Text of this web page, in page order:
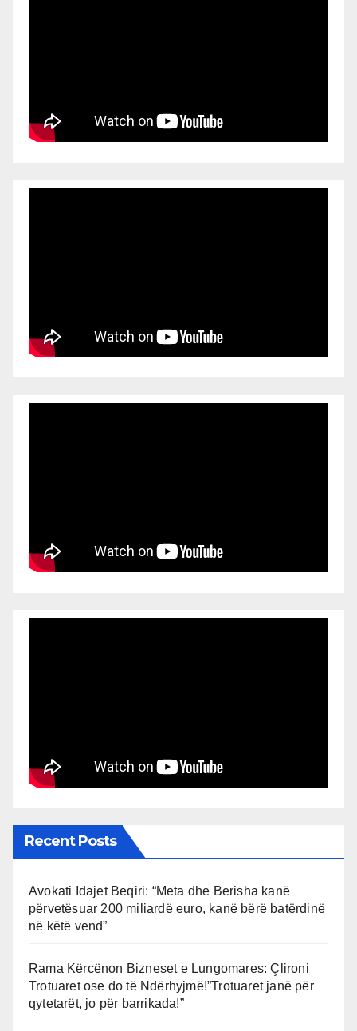
Recent Posts
Avokati Idajet Beqiri: “Meta dhe Berisha kanë
përvetësuar 200 miliardë euro, kanë bërë batërdinë
në këtë vend”
Rama Kërcënon Bizneset e Lungomares: Çlironi
Trotuaret ose do të Ndërhyjmë!”Trotuaret janë për
qytetarët, jo për barrikada!”